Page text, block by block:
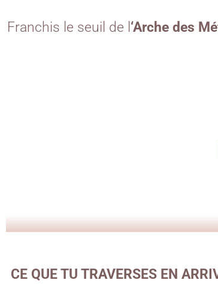
Franchis le seuil de l ‘Arche des
CE QUE TU TRAVERSES EN